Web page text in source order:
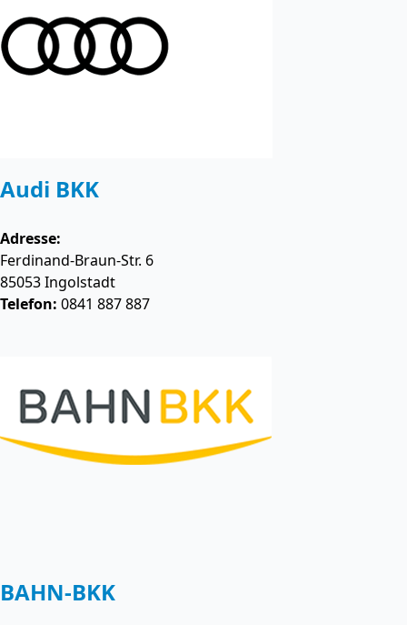
Audi BKK
Adresse:
Ferdinand-Braun-Str. 6
85053Ingolstadt
Telefon: 0841 887 887
BAHN-BKK